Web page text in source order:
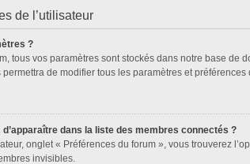
de l’utilisateur
?
tous vos paramètres sont stockés dans notre base de
de modifier tous les paramètres et préférences
dans la liste des membres connectés ?
onglet « Préférences du forum », vous trouverez
invisibles.